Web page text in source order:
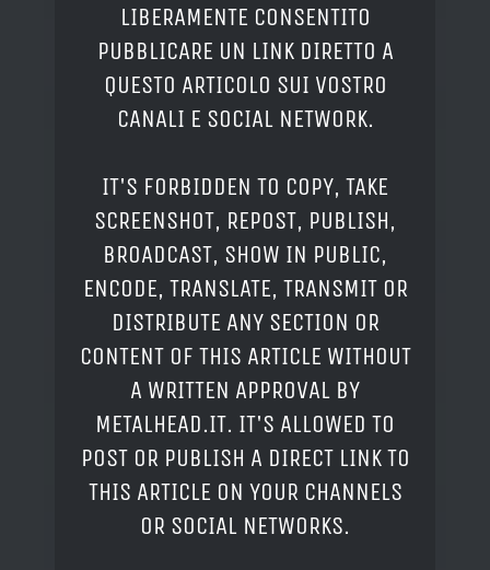
LIBERAMENTE CONSENTITO
PUBBLICARE UN LINK DIRETTO A
QUESTO ARTICOLO SUI VOSTRO
CANALI E SOCIAL NETWORK.
IT'S FORBIDDEN TO COPY, TAKE
SCREENSHOT, REPOST, PUBLISH,
BROADCAST, SHOW IN PUBLIC,
ENCODE, TRANSLATE, TRANSMIT OR
DISTRIBUTE ANY SECTION OR
CONTENT OF THIS ARTICLE WITHOUT
A WRITTEN APPROVAL BY
METALHEAD.IT. IT'S ALLOWED TO
POST OR PUBLISH A DIRECT LINK TO
THIS ARTICLE ON YOUR CHANNELS
OR SOCIAL NETWORKS.